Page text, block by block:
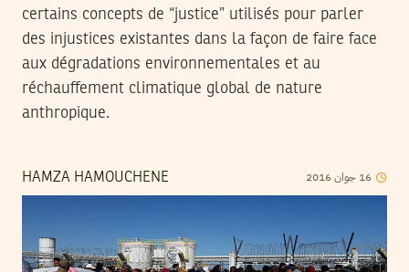
certains concepts de “justice” utilisés pour parler
des injustices existantes dans la façon de faire face
aux dégradations environnementales et au
réchauffement climatique global de nature
anthropique.
HAMZA HAMOUCHENE 16 جوان2016